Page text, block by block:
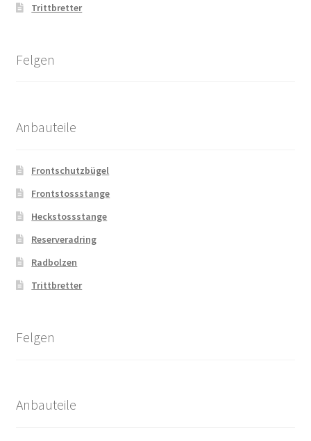
Trittbretter
Felgen
Anbauteile
Frontschutzbügel
Frontstossstange
Heckstossstange
Reserveradring
Radbolzen
Trittbretter
Felgen
Anbauteile